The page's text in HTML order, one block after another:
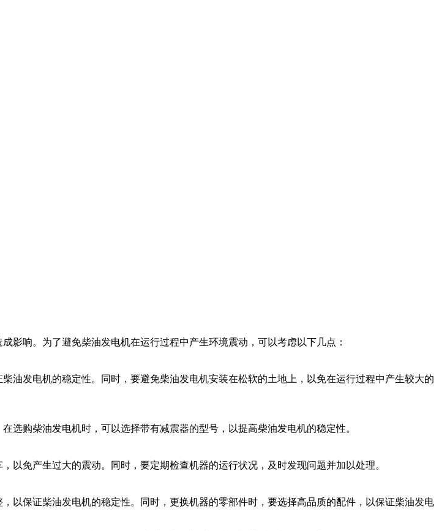
影响。为了避免柴油发电机在运行过程中产生环境震动，可以考虑以下几点：
油发电机的稳定性。同时，要避免柴油发电机安装在松软的土地上，以免在运行过程中产生较大的
选购柴油发电机时，可以选择带有减震器的型号，以提高柴油发电机的稳定性。
免产生过大的震动。同时，要定期检查机器的运行状况，及时发现问题并加以处理。
以保证柴油发电机的稳定性。同时，更换机器的零部件时，要选择高品质的配件，以保证柴油发电